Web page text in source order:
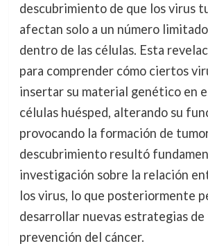
descubrimiento de que los virus
afectan solo a un número
dentro de las células. Esta
para comprender cómo ciertos
insertar su material genético en
células huésped, alterando su
provocando la formación de
descubrimiento resultó
investigación sobre la relación
los virus, lo que posteriormente
desarrollar nuevas estrategias
prevención del cáncer.